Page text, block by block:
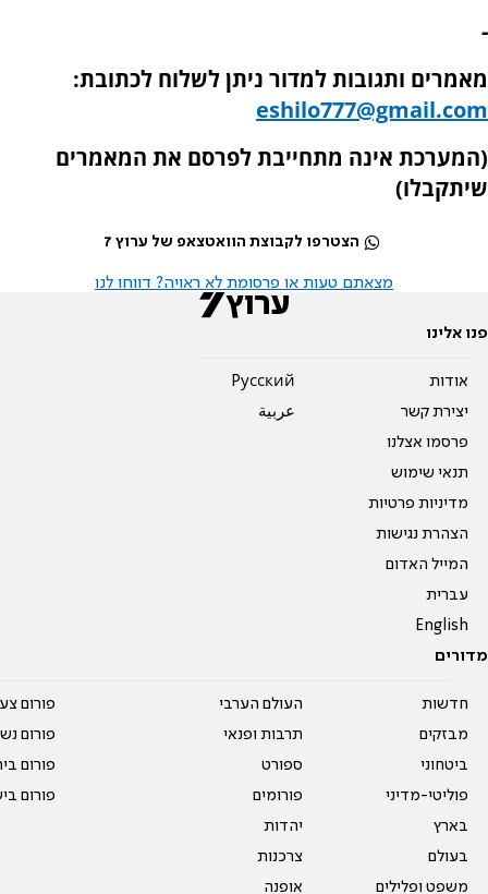
-
מאמרים ותגובות למדור ניתן לשלוח לכתובת:
eshilo777@gmail.com
(המערכת אינה מתחייבת לפרסם את המאמרים
שיתקבלו)
הצטרפו לקבוצת הוואטצאפ של ערוץ 7
מצאתם טעות או פרסומת לא ראויה? דווחו לנו
פנו אלינו
אודות
יצירת קשר
פרסמו אצלנו
תנאי שימוש
מדיניות פרטיות
הצהרת נגישות
המייל האדום
עברית
English
Pусский
عربية
מדורים
חדשות
מבזקים
ביטחוני
פוליטי-מדיני
בארץ
בעולם
משפט ופלילים
העולם הערבי
תרבות ופנאי
ספורט
פורומים
יהדות
צרכנות
אופנה
פורום
פורום
פורום
פורום